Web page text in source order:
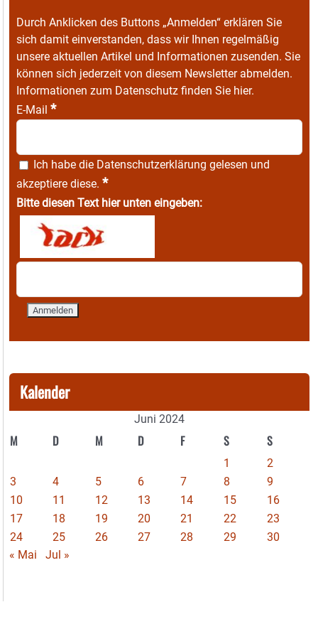
Durch Anklicken des Buttons „Anmelden“ erklären Sie
sich damit einverstanden, dass wir Ihnen regelmäßig
unsere aktuellen Artikel und Informationen zusenden. Sie
können sich jederzeit von diesem Newsletter abmelden.
Informationen zum Datenschutz finden Sie hier.
E-Mail *
Ich habe die Datenschutzerklärung gelesen und
akzeptiere diese. *
Bitte diesen Text hier unten eingeben:
Kalender
Juni 2024
M D M D F S S
1
2
3
4 5 6 7 8
9
10
11 12 13 14 15
16
17
18 19 20 21 22
23
24
25 26 27 28 29
30
« Mai
Jul »